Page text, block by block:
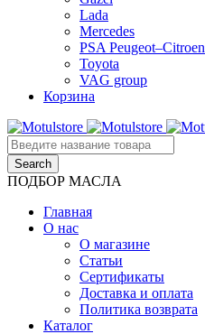
Lada
Mercedes
PSA Peugeot–Citroen
Toyota
VAG group
Корзина
ПОДБОР МАСЛА
Главная
О нас
О магазине
Статьи
Сертификаты
Доставка и оплата
Политика возврата
Каталог